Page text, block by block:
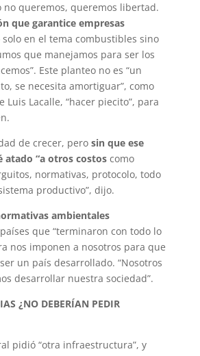
no queremos, queremos libertad.
que garantice empresas
en el tema combustibles sino
que manejamos para ser los
Este planteo no es “un
se necesita amortiguar”, como
Lacalle, “hacer piecito”, para
de crecer, pero sin que ese
atado “a otros costoscomo
normativas, protocolo, todo
productivo”, dijo.
ambientales
que “terminaron con todo lo
nos imponen a nosotros para que
un país desarrollado. “Nosotros
desarrollar nuestra sociedad”.
¿NO DEBERÍAN PEDIR
pidió “otra infraestructura”, y